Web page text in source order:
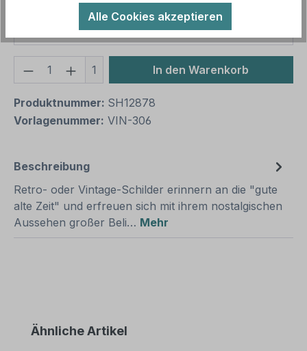
Aufgrund von Neuberechnungen im Warenkorb sind
abweichende Endpreise möglich.
Produkt Anzahl: Gib den
1 In den Warenkorb
Produktnummer: SH12878
Vorlagenummer: VIN-306
Beschreibung
Retro- oder Vintage-Schilder erinnern an die "gute
alte Zeit" und erfreuen sich mit ihrem nostalgischen
Aussehen großer Beli… Mehr
Produktgalerie überspringen
Ähnliche Artikel
Alle Cookies akzeptieren